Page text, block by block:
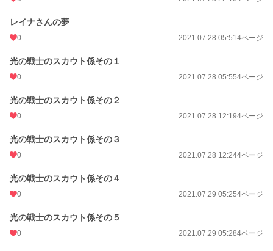
レイナさんの夢
0 2021.07.28 05:514ページ
光の戦士のスカウト係その１
0 2021.07.28 05:554ページ
光の戦士のスカウト係その２
0 2021.07.28 12:194ページ
光の戦士のスカウト係その３
0 2021.07.28 12:244ページ
光の戦士のスカウト係その４
0 2021.07.29 05:254ページ
光の戦士のスカウト係その５
0 2021.07.29 05:284ページ